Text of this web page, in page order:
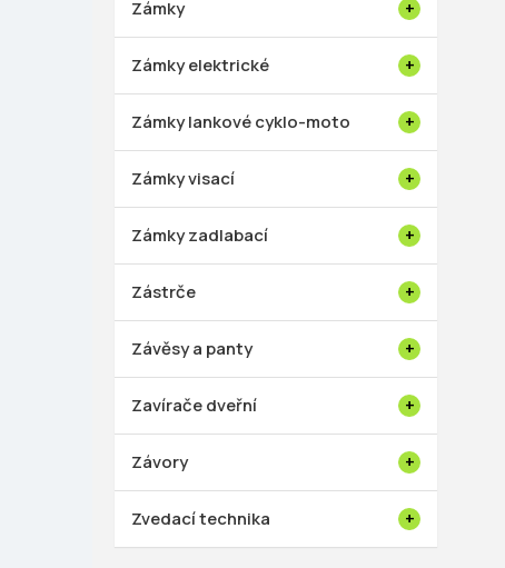
Zámky
Zámky elektrické
Zámky lankové cyklo-moto
Zámky visací
Zámky zadlabací
Zástrče
Závěsy a panty
Zavírače dveřní
Závory
Zvedací technika